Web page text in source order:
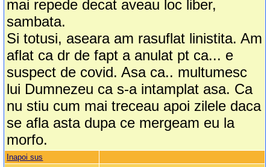
mai repede decat aveau loc liber,
sambata.
Si totusi, aseara am rasuflat linistita. Am
aflat ca dr de fapt a anulat pt ca... e
suspect de covid. Asa ca.. multumesc
lui Dumnezeu ca s-a intamplat asa. Ca
nu stiu cum mai treceau apoi zilele daca
se afla asta dupa ce mergeam eu la
morfo.
Inapoi sus